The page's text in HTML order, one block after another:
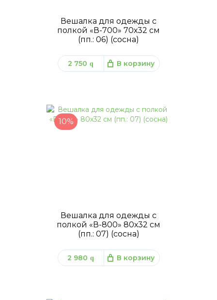
Вешалка для одежды с
полкой «В-700» 70х32 см
(пп.: 06) (сосна)
2 750 q В корзину
10%
Вешалка для одежды с
полкой «В-800» 80х32 см
(пп.: 07) (сосна)
2 980 q В корзину